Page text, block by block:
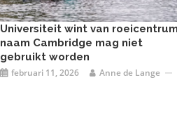
Universiteit wint van
naam Cambridge mag niet
gebruikt worden
februari 11, 2026 Anne de Lange